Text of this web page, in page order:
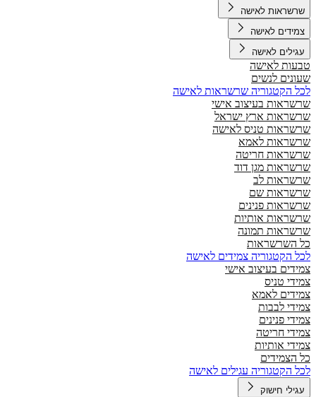
שרשראות לאישה
צמידים לאישה
עגילים לאישה
טבעות לאישה
שעונים לנשים
לכל הקטגוריה שרשראות לאישה
שרשראות בעיצוב אישי
שרשראות ארץ ישראל
שרשראות טניס לאישה
שרשראות לאמא
שרשראות חריטה
שרשראות מגן דוד
שרשראות לב
שרשראות שם
שרשראות פנינים
שרשראות אותיות
שרשראות תמונה
כל השרשראות
לכל הקטגוריה צמידים לאישה
צמידים בעיצוב אישי
צמידי טניס
צמידים לאמא
צמידי לבבות
צמידי פנינים
צמידי חריטה
צמידי אותיות
כל הצמידים
לכל הקטגוריה עגילים לאישה
עגילי חישוק